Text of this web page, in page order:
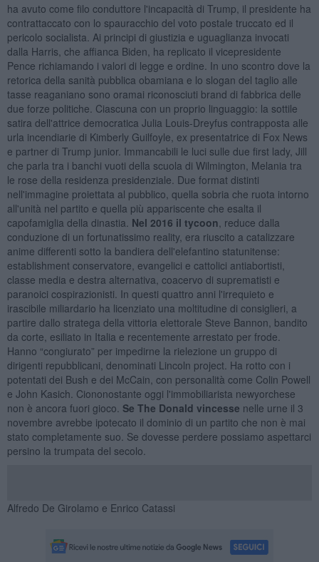
ha avuto come filo conduttore l'incapacità di Trump, il presidente ha
contrattaccato con lo spauracchio del voto postale truccato ed il
pericolo socialista. Ai principi di giustizia e uguaglianza invocati
dalla Harris, che affianca Biden, ha replicato il vicepresidente
Pence richiamando i valori di legge e ordine. In uno scontro dove la
retorica della sanità pubblica obamiana e lo slogan del taglio alle
tasse reaganiano sono oramai riconosciuti brand di fabbrica delle
due forze politiche. Ciascuna con un proprio linguaggio: la sottile
satira dell'attrice democratica Julia Louis-Dreyfus contrapposta alle
urla incendiarie di Kimberly Guilfoyle, ex presentatrice di Fox News
e partner di Trump junior. Immancabili le luci sulle due first lady, Jill
che parla tra i banchi vuoti della scuola di Wilmington, Melania tra
le rose della residenza presidenziale. Due format distinti
nell'immagine proiettata al pubblico, quella sobria che ruota intorno
all'unità nel partito e quella più appariscente che esalta il
capofamiglia della dinastia. Nel 2016 il tycoon , reduce dalla
conduzione di un fortunatissimo reality, era riuscito a catalizzare
anime differenti sotto la bandiera dell'elefantino statunitense:
establishment conservatore, evangelici e cattolici antiabortisti,
classe media e destra alternativa, coacervo di suprematisti e
paranoici cospirazionisti. In questi quattro anni l'irrequieto e
irascibile miliardario ha licenziato una moltitudine di consiglieri, a
partire dallo stratega della vittoria elettorale Steve Bannon, bandito
da corte, esiliato in Italia e recentemente arrestato per frode.
Hanno “congiurato” per impedirne la rielezione un gruppo di
dirigenti repubblicani, denominati Lincoln project. Ha rotto con i
potentati dei Bush e dei McCain, con personalità come Colin Powell
e John Kasich. Ciononostante oggi l'immobiliarista newyorchese
non è ancora fuori gioco. Se The Donald vincesse nelle urne il 3
novembre avrebbe ipotecato il dominio di un partito che non è mai
stato completamente suo. Se dovesse perdere possiamo aspettarci
persino la trumpata del secolo.
Alfredo De Girolamo e Enrico Catassi